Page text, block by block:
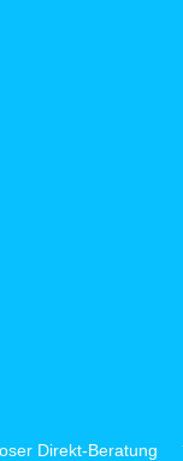
Direkt-Beratung